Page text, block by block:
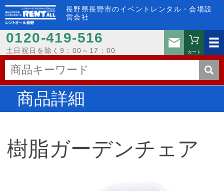
長野県長野市のイベントレンタル・会場設
営会社
0120-419-516
土日祝日を除く9：00～17：00
お問い
カート
商品詳細
樹脂ガーデンチェア